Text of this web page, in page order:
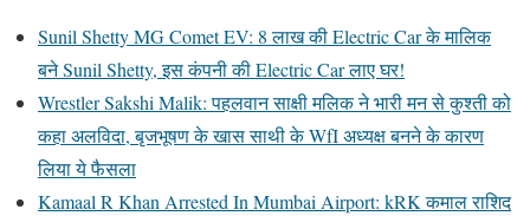
Sunil Shetty MG Comet EV: 8 लाख की Electric Car के मालिक
बने Sunil Shetty, इस कंपनी की Electric Car लाए घर!
Wrestler Sakshi Malik: पहलवान साक्षी मलिक ने भारी मन से कुश्ती को
कहा अलविदा, बृजभूषण के खास साथी के WfI अध्यक्ष बनने के कारण
लिया ये फैसला
Kamaal R Khan Arrested In Mumbai Airport: kRK कमाल राशिद